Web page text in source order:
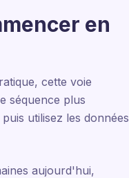
en
cette voie
séquence plus
utilisez les données
aujourd'hui,